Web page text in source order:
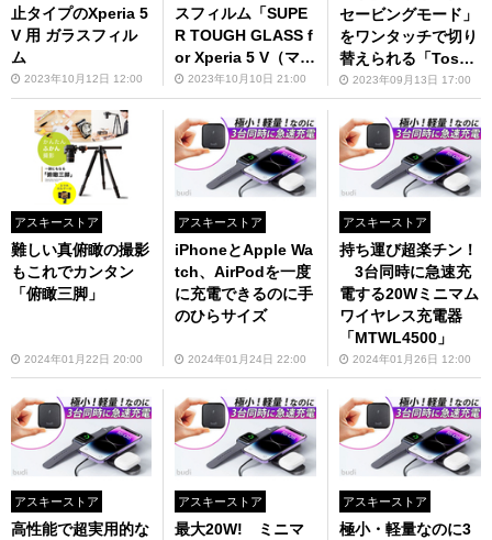
止タイプのXperia 5
V 用 ガラスフィル
ム
2023年10月12日 12:00
スフィルム「SUPE
R TOUGH GLASS f
or Xperia 5 V（マッ
ト・反射防止）」
2023年10月10日 21:00
セービングモード」
をワンタッチで切り
替えられる「Toshi
n AngelAir シャワ
ーヘッド プレミア
ム Premium TH-007
CR」
2023年09月13日 17:00
アスキーストア
難しい真俯瞰の撮影
もこれでカンタン
「俯瞰三脚」
2024年01月22日 20:00
アスキーストア
iPhoneとApple Wa
tch、AirPodを一度
に充電できるのに手
のひらサイズ
2024年01月24日 22:00
アスキーストア
持ち運び超楽チン！
3台同時に急速充
電する20Wミニマム
ワイヤレス充電器
「MTWL4500」
2024年01月26日 12:00
アスキーストア
高性能で超実用的な
アスキーストア
最大20W! ミニマ
アスキーストア
極小・軽量なのに3